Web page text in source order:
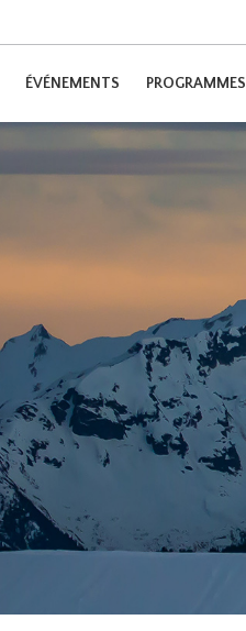
ÉVÉNEMENTS PROGRAMMES